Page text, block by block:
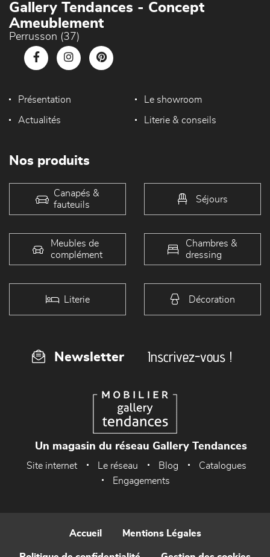
Gallery Tendances - Concept
Ameublement
Perrusson (37)
Présentation Le showroom
Actualités Literie & conseils
Nos produits
Canapés &
fauteuils
Séjours
Meubles de
complément
Chambres &
dressing
Literie Décoration
Newsletter Inscrivez-vous !
Un magasin du réseau Gallery Tendances
Site internet Le réseau Blog
Catalogues
Engagements
Accueil Mentions Légales